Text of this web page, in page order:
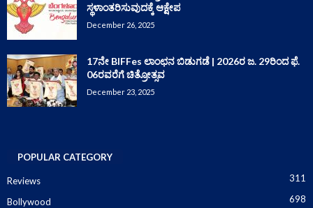
ಸ್ಥಳಾಂತರಿಸುವುದಕ್ಕೆ ಆಕ್ಷೇಪ
December 26, 2025
17ನೇ BIFFes ಲಾಂಛನ ಬಿಡುಗಡೆ | 2026ರ ಜ. 29ರಿಂದ ಫೆ.
06ರವರೆಗೆ ಚಿತ್ರೋತ್ಸವ
December 23, 2025
POPULAR CATEGORY
Reviews 311
Bollywood 698